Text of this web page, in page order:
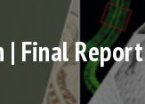
Final Report